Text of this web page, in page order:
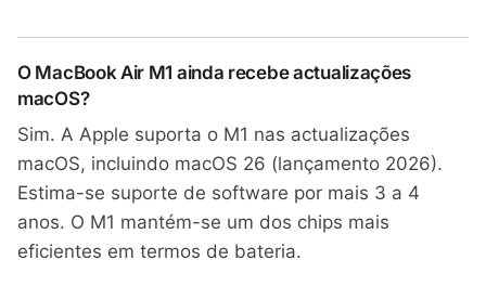
O MacBook Air M1 ainda recebe actualizações
macOS?
Sim. A Apple suporta o M1 nas actualizações
macOS, incluindo macOS 26 (lançamento 2026).
Estima-se suporte de software por mais 3 a 4
anos. O M1 mantém-se um dos chips mais
eficientes em termos de bateria.